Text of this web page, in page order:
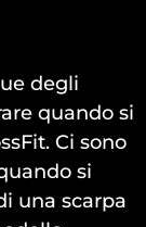
degli
quando si
Ci sono
si
una scarpa